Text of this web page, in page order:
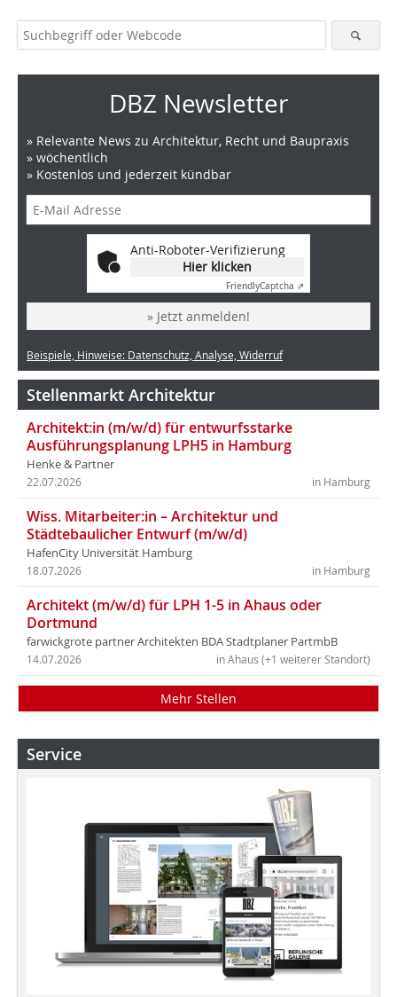
DBZ Newsletter
» Relevante News zu Architektur, Recht und Baupraxis
» wöchentlich
» Kostenlos und jederzeit kündbar
Anti-Roboter-Verifizierung
Hier klicken
FriendlyCaptcha ⇗
» Jetzt anmelden!
Beispiele, Hinweise: Datenschutz, Analyse, Widerruf
Stellenmarkt Architektur
Architekt:in (m/w/d) für entwurfsstarke
Ausführungsplanung LPH5 in Hamburg
Henke & Partner
in Hamburg
22.07.2026
Wiss. Mitarbeiter:in – Architektur und
Städtebaulicher Entwurf (m/w/d)
HafenCity Universität Hamburg
in Hamburg
18.07.2026
Architekt (m/w/d) für LPH 1-5 in Ahaus oder
Dortmund
farwickgrote partner Architekten BDA Stadtplaner PartmbB
in Ahaus (+1 weiterer Standort)
14.07.2026
Mehr Stellen
Service